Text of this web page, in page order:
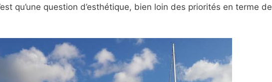
qu’une question d’esthétique, bien loin des priorités en terme de